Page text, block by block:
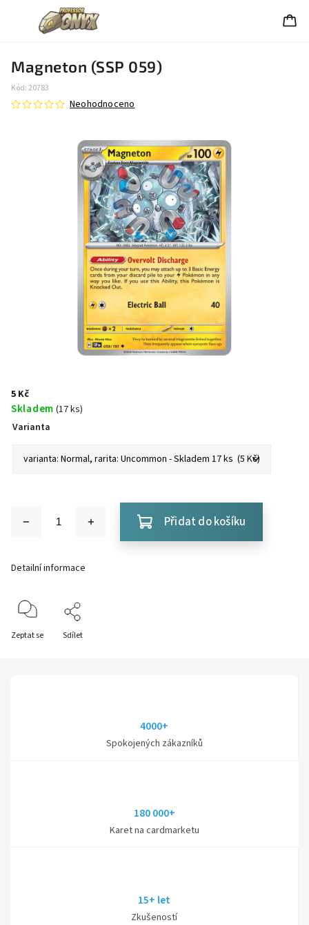
Magneton (SSP 059)
Kód:20783
Neohodnoceno
5 Kč
Skladem (17 ks)
Varianta
Přidat do košíku
Detailní informace
Zeptat se Sdílet
4000+
Spokojených zákazníků
180 000+
Karet na cardmarketu
15+ let
Zkušeností